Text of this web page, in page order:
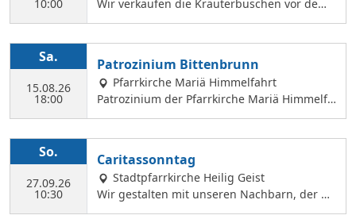
10:00
Wir verkaufen die Kräuterbuschen vor dem
Festgottesdienst in der Hl. Geist Kirche.
Sa.
15.08.26
18:00
Patrozinium Bittenbrunn
Pfarrkirche Mariä Himmelfahrt
Patrozinium der Pfarrkirche Mariä Himmelfa
hrt in Bittenbrunn Um 18:00 Uhr Festgottesd
Gestaltung durch den Kirchenchor Laetare, l
eckere Speisen, Fassbier und Weinbar. Kind
erprogramm Wir freuen uns auf dich!
So.
27.09.26
10:30
Caritassonntag
Stadtpfarrkirche Heilig Geist
Wir gestalten mit unseren Nachbarn, der Ca
ritasstation den Gottesdienst.